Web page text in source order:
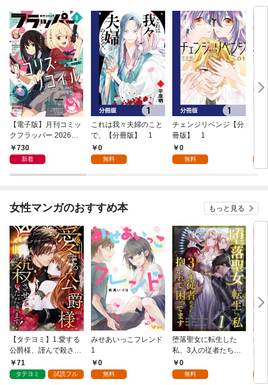
【電子版】月刊コミッ
クフラッパー 2026年9
月号730
新着
これは我々夫婦のこと
で、【分冊版】 1
0
無料
チェンジリベンジ【分
冊版】 1
0
無料
チ
女性マンガのおすすめ本 もっと見る
【タテヨミ】1.愛する
公爵様、謹んで殺させ
ていただきます！
71
タテヨミ 試読フル
みせあいっこフレンド
1
0
無料
堕落聖女に転生した
私、3人の従者たちに
抱かれて困ってます 第
1話
0
無料
授
身